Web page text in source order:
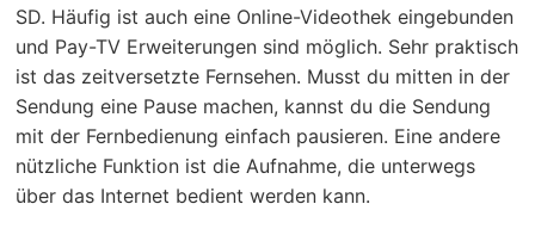
SD. Häufig ist auch eine Online-Videothek eingebunden
und Pay-TV Erweiterungen sind möglich. Sehr praktisch
ist das zeitversetzte Fernsehen. Musst du mitten in der
Sendung eine Pause machen, kannst du die Sendung
mit der Fernbedienung einfach pausieren. Eine andere
nützliche Funktion ist die Aufnahme, die unterwegs
über das Internet bedient werden kann.